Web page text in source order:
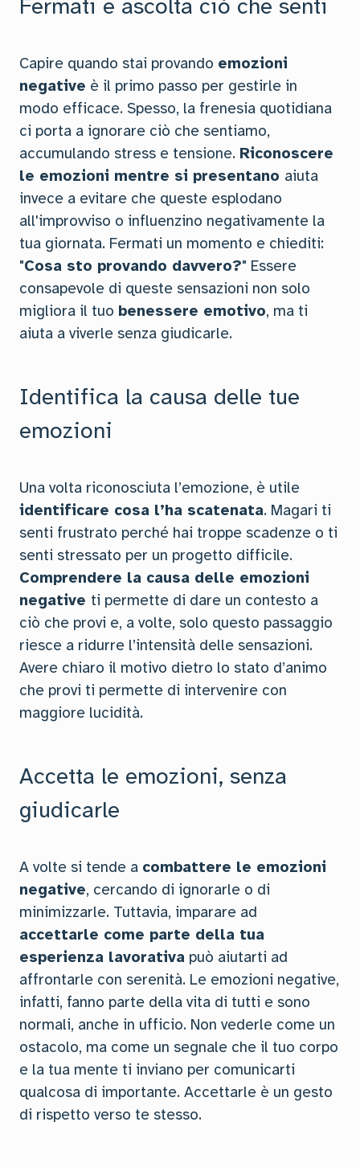
Fermati e ascolta ciò che senti
Capire quando stai provando emozioni
negative è il primo passo per gestirle in
modo efficace. Spesso, la frenesia quotidiana
ci porta a ignorare ciò che sentiamo,
accumulando stress e tensione. Riconoscere
le emozioni mentre si presentano aiuta
invece a evitare che queste esplodano
all'improvviso o influenzino negativamente la
tua giornata. Fermati un momento e chiediti:
"Cosa sto provando davvero?" Essere
consapevole di queste sensazioni non solo
migliora il tuo benessere emotivo, ma ti
aiuta a viverle senza giudicarle.
Identifica la causa delle tue
emozioni
Una volta riconosciuta l’emozione, è utile
identificare cosa l’ha scatenata. Magari ti
senti frustrato perché hai troppe scadenze o ti
senti stressato per un progetto difficile.
Comprendere la causa delle emozioni
negative ti permette di dare un contesto a
ciò che provi e, a volte, solo questo passaggio
riesce a ridurre l’intensità delle sensazioni.
Avere chiaro il motivo dietro lo stato d’animo
che provi ti permette di intervenire con
maggiore lucidità.
Accetta le emozioni, senza
giudicarle
A volte si tende a combattere le emozioni
negative, cercando di ignorarle o di
minimizzarle. Tuttavia, imparare ad
accettarle come parte della tua
esperienza lavorativa può aiutarti ad
affrontarle con serenità. Le emozioni negative,
infatti, fanno parte della vita di tutti e sono
normali, anche in ufficio. Non vederle come un
ostacolo, ma come un segnale che il tuo corpo
e la tua mente ti inviano per comunicarti
qualcosa di importante. Accettarle è un gesto
di rispetto verso te stesso.